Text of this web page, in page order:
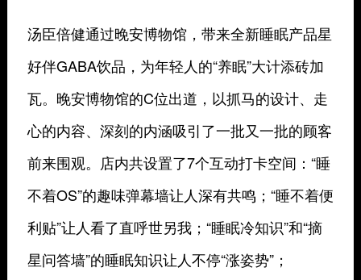
汤臣倍健通过晚安博物馆，带来全新睡眠产品星
好伴GABA饮品，为年轻人的“养眠”大计添砖加
瓦。晚安博物馆的C位出道，以抓马的设计、走
心的内容、深刻的内涵吸引了一批又一批的顾客
前来围观。店内共设置了7个互动打卡空间：“睡
不着OS”的趣味弹幕墙让人深有共鸣；“睡不着便
利贴”让人看了直呼世另我；“睡眠冷知识”和“摘
星问答墙”的睡眠知识让人不停“涨姿势”；